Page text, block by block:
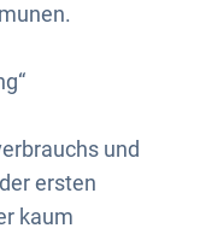
und
ersten
kaum